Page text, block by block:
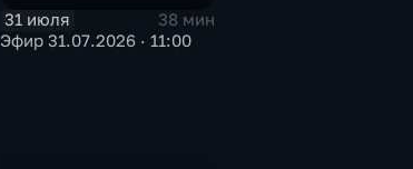
31 июля
38 мин
Эфир 31.07.2026 · 11:00